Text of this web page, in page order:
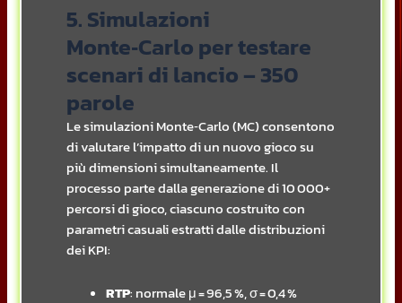
5. Simulazioni
Monte‑Carlo per testare
scenari di lancio – 350
parole
Le simulazioni Monte‑Carlo (MC) consentono
di valutare l’impatto di un nuovo gioco su
più dimensioni simultaneamente. Il
processo parte dalla generazione di 10 000+
percorsi di gioco, ciascuno costruito con
parametri casuali estratti dalle distribuzioni
dei KPI:
RTP: normale μ = 96,5 %, σ = 0,4 %